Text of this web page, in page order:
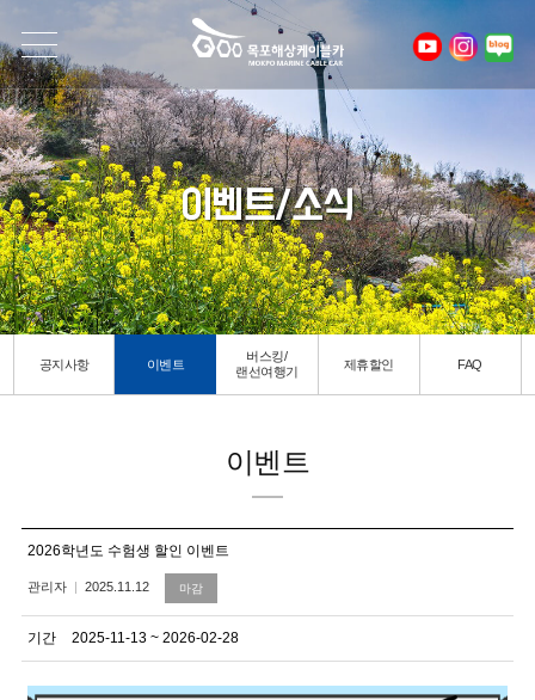
이벤트/소식
공지사항 이벤트
버스킹/
랜선여행기
제휴할인 FAQ
이벤트
2026학년도 수험생 할인 이벤트
관리자 2025.11.12 마감
기간 2025-11-13 ~ 2026-02-28